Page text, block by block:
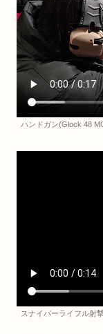
ハンドガン(Glock 48
スナイパーライフル射